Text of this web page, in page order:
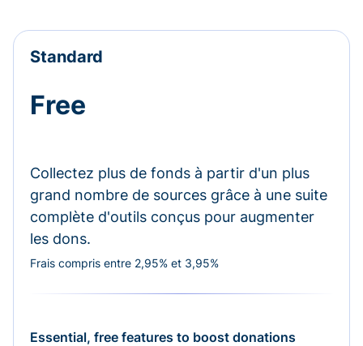
Standard
Free
Collectez plus de fonds à partir d'un plus
grand nombre de sources grâce à une suite
complète d'outils conçus pour augmenter
les dons.
Frais compris entre 2,95% et 3,95%
Essential, free features to boost donations